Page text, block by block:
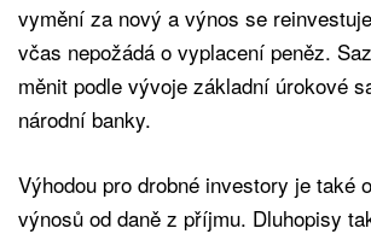
vymění za nový a výnos se
včas nepožádá o vyplacení peněz.
měnit podle vývoje základní úrokové
národní banky.
Výhodou pro drobné investory je také
výnosů od daně z příjmu. Dluhopisy